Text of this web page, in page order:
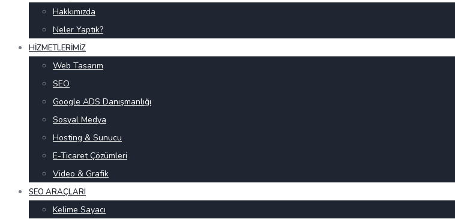
Hakkımızda
Neler Yaptık?
HIZMETLERIMIZ
Web Tasarım
SEO
Google ADS Danışmanlığı
Sosyal Medya
Hosting & Sunucu
E-Ticaret Çözümleri
Video & Grafik
SEO ARAÇLARI
Kelime Sayacı